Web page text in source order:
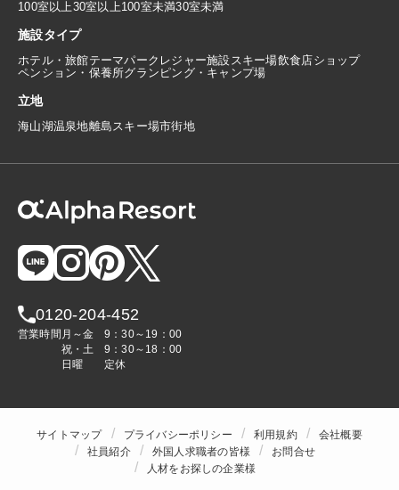
100室以上30室以上100室未満30室未満
施設タイプ
ホテル・旅館テーマパーク レジャー施設スキー場飲食店ショップ
ペンション・保養所グランピング・キャンプ場
立地
海山湖温泉地離島スキー場市街地
0120-204-452
営業時間 月～金
9：30～19：00
祝・土
9：30～18：00
日曜
定休
サイトマップ プライバシーポリシー 利用規約
会社概要
社員紹介
外国人求職者の皆様
お問合せ
人材をお探しの企業様